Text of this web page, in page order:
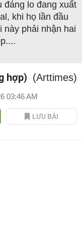
đáng lo đang xuất
khi họ lần đầu
này phải nhận hai
hợp) (Arttimes)
03:46 AM
LƯU BÀI